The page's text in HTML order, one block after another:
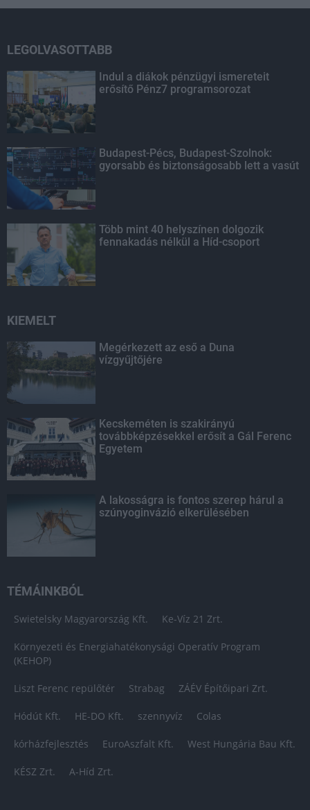
LEGOLVASOTTABB
Indul a diákok pénzügyi ismereteit
erősítő Pénz7 programsorozat
Budapest-Pécs, Budapest-Szolnok:
gyorsabb és biztonságosabb lett a vasút
Több mint 40 helyszínen dolgozik
fennakadás nélkül a Híd-csoport
KIEMELT
Megérkezett az eső a Duna
vízgyűjtőjére
Kecskeméten is szakirányú
továbbképzésekkel erősít a Gál Ferenc
Egyetem
A lakosságra is fontos szerep hárul a
szúnyoginvázió elkerülésében
TÉMÁINKBÓL
Swietelsky Magyarország Kft. Ke-Víz 21 Zrt.
Környezeti és Energiahatékonysági Operatív Program
(KEHOP)
Liszt Ferenc repülőtér Strabag ZÁÉV Építőipari Zrt.
Hódút Kft. HE-DO Kft. szennyvíz Colas
kórházfejlesztés EuroAszfalt Kft. West Hungária Bau Kft.
KÉSZ Zrt. A-Híd Zrt.